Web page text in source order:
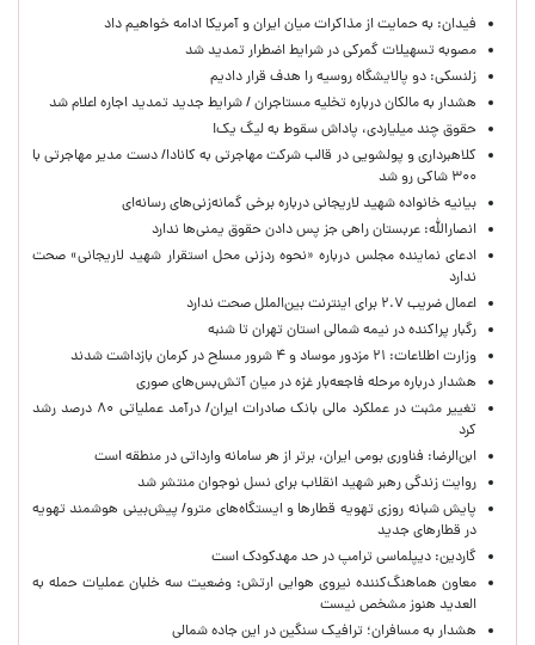
فیدان: به حمایت از مذاکرات میان ایران و آمریکا ادامه خواهیم داد
مصوبه تسهیلات گمرکی در شرایط اضطرار تمدید شد
زلنسکی: دو پالایشگاه روسیه را هدف قرار دادیم
هشدار به مالکان درباره تخلیه مستاجران / شرایط جدید تمدید اجاره اعلام شد
حقوق چند میلیاردی، پاداش سقوط به لیگ یک!
کلاهبرداری و پولشویی در قالب شرکت مهاجرتی به کانادا/ دست مدیر مهاجرتی با
۳۰۰ شاکی رو شد
بیانیه خانواده شهید لاریجانی درباره برخی گمانه‌زنی‌های رسانه‌ای
انصارالله: عربستان راهی جز پس دادن حقوق یمنی‌ها ندارد
ادعای نماینده مجلس درباره «نحوه ردزنی محل استقرار شهید لاریجانی» صحت
ندارد
اعمال ضریب ۲.۷ برای اینترنت بین‌الملل صحت ندارد
رگبار پراکنده در نیمه شمالی استان تهران تا شنبه
وزارت اطلاعات: ۲۱ مزدور موساد و ۴ شرور مسلح در کرمان بازداشت شدند
هشدار درباره مرحله فاجعه‌بار غزه در میان آتش‌بس‌های صوری
تغییر مثبت در عملکرد مالی بانک صادرات ایران/ درآمد عملیاتی ۸۰ درصد رشد
کرد
ابن‌الرضا: فناوری بومی ایران، برتر از هر سامانه وارداتی در منطقه است
روایت زندگی رهبر شهید انقلاب برای نسل نوجوان منتشر شد
پایش شبانه روزی تهویه قطارها و ایستگاه‌های مترو/ پیش‌بینی هوشمند تهویه
در قطارهای جدید
گاردین: دیپلماسی ترامپ در حد مهدکودک است
معاون هماهنگ‌کننده نیروی هوایی ارتش: وضعیت سه خلبان عملیات حمله به
العدید هنوز مشخص نیست
هشدار به مسافران؛ ترافیک سنگین در این جاده شمالی